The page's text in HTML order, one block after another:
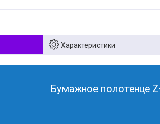
Характеристики
Бумажное полотенце